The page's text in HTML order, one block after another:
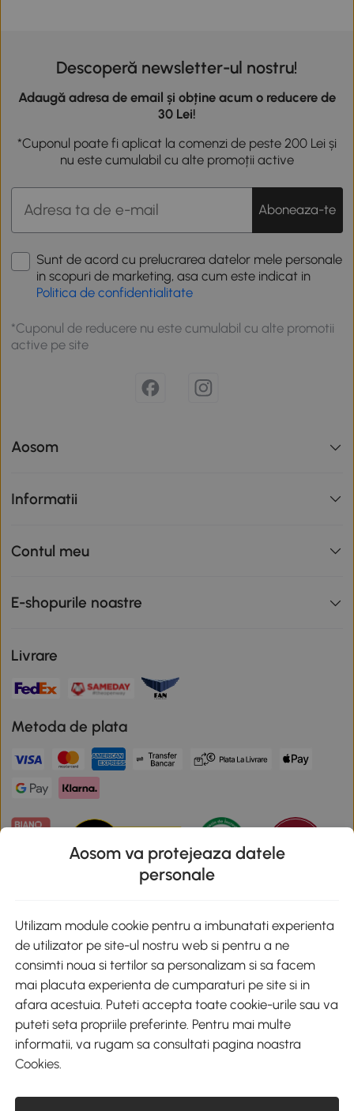
Descoperă newsletter-ul nostru!
Adaugă adresa de email și obține acum o reducere de
30 Lei!
*Cuponul poate fi aplicat la comenzi de peste 200 Lei și
nu este cumulabil cu alte promoții active
Aboneaza-te
Sunt de acord cu prelucrarea datelor mele personale
in scopuri de marketing, asa cum este indicat in
Politica de confidentialitate
*Cuponul de reducere nu este cumulabil cu alte promotii
active pe site
Aosom
Informatii
Contul meu
E-shopurile noastre
Livrare
Metoda de plata
Descarca aplicatia Aosom
Google Play
+40 312294730 clienti@aosom.ro
Romania, Bucureşti Sectorul 2, Str. Barbu Paris Mumuleanu, Nr. 30-
CUI: 49266464
Aosom va protejeaza datele
personale
Utilizam module cookie pentru a imbunatati experienta
de utilizator pe site-ul nostru web si pentru a ne
consimti noua si tertilor sa personalizam si sa facem
mai placuta experienta de cumparaturi pe site si in
afara acestuia. Puteti accepta toate cookie-urile sau va
puteti seta propriile preferinte. Pentru mai multe
informatii, va rugam sa consultati pagina noastra
Cookies.